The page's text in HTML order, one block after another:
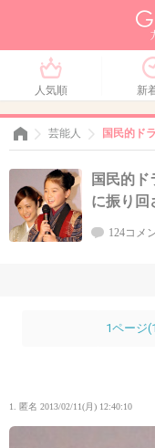
人気順 新
芸能人 国民的ド
国民的
に振り回
124コメ
1ページ
1. 匿名 2013/02/11(月) 12:40:10